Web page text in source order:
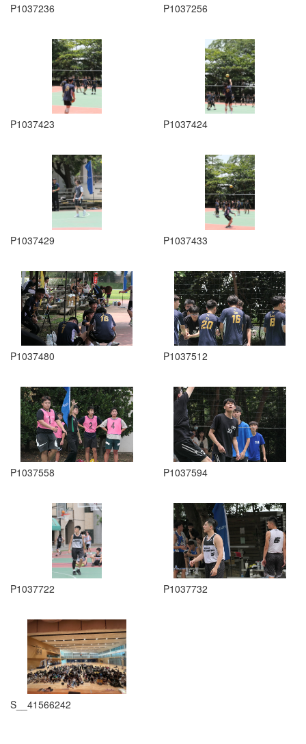
P1037236 P1037256
P1037423 P1037424
P1037429 P1037433
P1037480 P1037512
P1037558 P1037594
P1037722 P1037732
S__41566242